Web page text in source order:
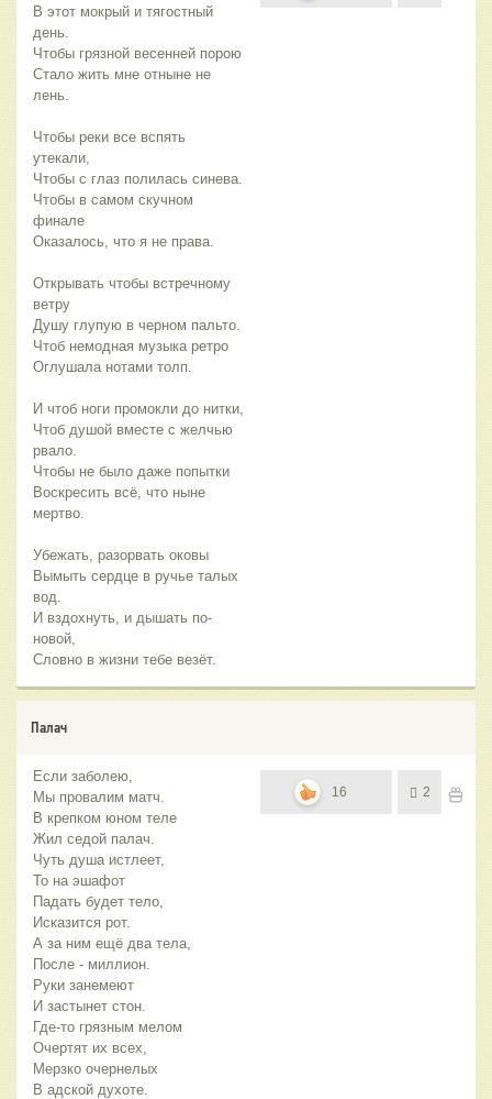
В этот мокрый и тягостный
день.
Чтобы грязной весенней порою
Стало жить мне отныне не
лень.
Чтобы реки все вспять
утекали,
Чтобы с глаз полилась синева.
Чтобы в самом скучном
финале
Оказалось, что я не права.
Открывать чтобы встречному
ветру
Душу глупую в черном пальто.
Чтоб немодная музыка ретро
Оглушала нотами толп.
И чтоб ноги промокли до нитки,
Чтоб душой вместе с желчью
рвало.
Чтобы не было даже попытки
Воскресить всё, что ныне
мертво.
Убежать, разорвать оковы
Вымыть сердце в ручье талых
вод.
И вздохнуть, и дышать по-
новой,
Словно в жизни тебе везёт.
Палач
Если заболею,
Мы провалим матч.
В крепком юном теле
Жил седой палач.
Чуть душа истлеет,
То на эшафот
Падать будет тело,
Исказится рот.
А за ним ещё два тела,
После - миллион.
Руки занемеют
И застынет стон.
Где-то грязным мелом
Очертят их всех,
Мерзко очернелых
В адской духоте.
16 2